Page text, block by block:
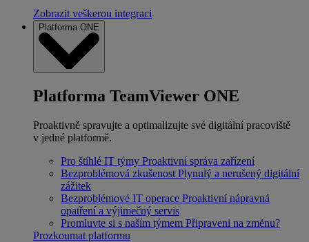
Zobrazit veškerou integraci
Platforma ONE
Platforma TeamViewer ONE
Proaktivně spravujte a optimalizujte své digitální pracoviště
v jedné platformě.
Pro štíhlé IT týmy Proaktivní správa zařízení
Bezproblémová zkušenost Plynulý a nerušený digitální
zážitek
Bezproblémové IT operace Proaktivní nápravná
opatření a výjimečný servis
Promluvte si s naším týmem Připraveni na změnu?
Prozkoumat platformu